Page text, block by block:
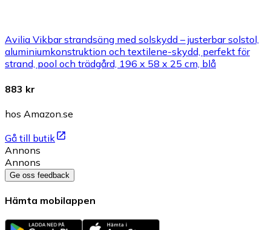
Avilia Vikbar strandsäng med solskydd – justerbar solstol,
aluminiumkonstruktion och textilene-skydd, perfekt för
strand, pool och trädgård, 196 x 58 x 25 cm, blå
883 kr
hos Amazon.se
Gå till butik
Annons
Annons
Ge oss feedback
Hämta mobilappen